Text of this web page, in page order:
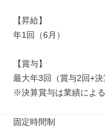
【昇給】
年1回（6月）
【賞与】
最大年3回（賞与2回+決
※決算賞与は業績による
固定時間制